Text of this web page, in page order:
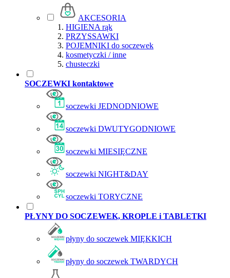
AKCESORIA
HIGIENA rąk
PRZYSSAWKI
POJEMNIKI do soczewek
kosmetyczki / inne
chusteczki
SOCZEWKI kontaktowe
soczewki JEDNODNIOWE
soczewki DWUTYGODNIOWE
soczewki MIESIĘCZNE
soczewki NIGHT&DAY
soczewki TORYCZNE
PŁYNY DO SOCZEWEK, KROPLE i TABLETKI
płyny do soczewek MIĘKKICH
płyny do soczewek TWARDYCH